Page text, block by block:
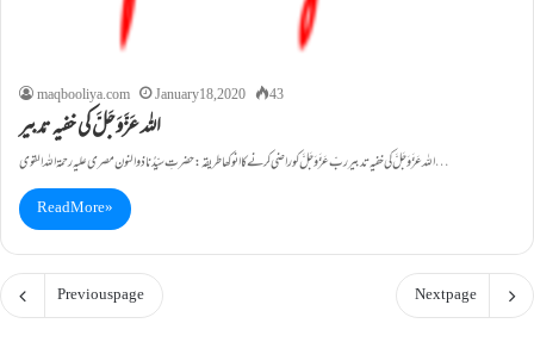
maqbooliya.com January 18, 2020 43
اللہ عَزَّوَجَلَّ کی خفیہ تدبیر
اللہ عَزَّوَجَلَّ کی خفیہ تدبیر ربّ عَزَّوَجَلَّ کو راضی کرنے کا انوکھا طریقہ: حضرتِ سیِّدُنا ذوالنون مصری علیہ رحمۃاللہ القوی…
Read More »
Previous page Next page